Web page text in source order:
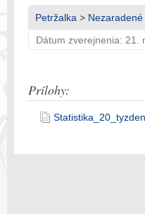
Petržalka > Nezaradené
Dátum zverejnenia: 21.
Prílohy: